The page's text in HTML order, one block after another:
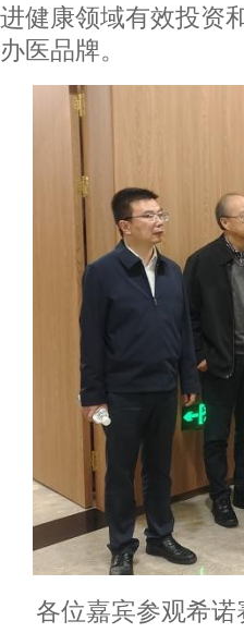
进健康领域有效投资
办医品牌。
各位嘉宾参观希